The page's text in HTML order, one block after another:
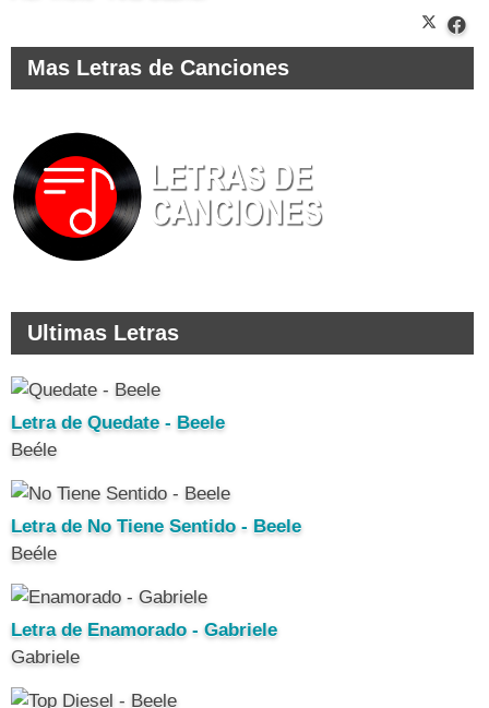
Mas Letras de Canciones
Ultimas Letras
Letra de Quedate - Beele
Beéle
Letra de No Tiene Sentido - Beele
Beéle
Letra de Enamorado - Gabriele
Gabriele